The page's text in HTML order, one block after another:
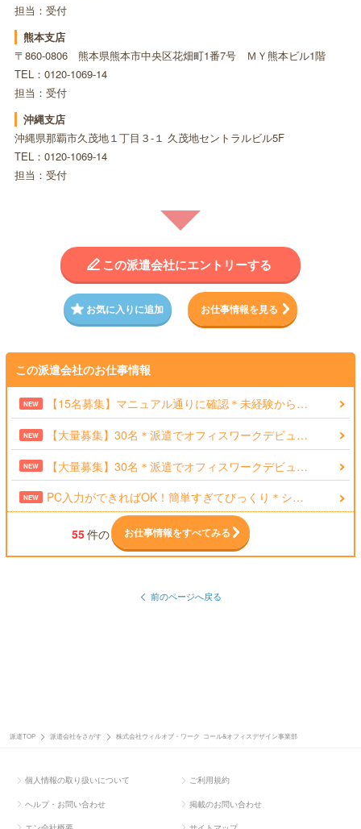
担当：受付
熊本支店
〒860-0806 熊本県熊本市中央区花畑町1番7号 ＭＹ熊本ビル1階
TEL：0120-1069-14
担当：受付
沖縄支店
沖縄県那覇市久茂地１丁目３-１ 久茂地セントラルビル5F
TEL：0120-1069-14
担当：受付
この派遣会社にエントリーする
お気に入りに追加 お仕事情報を見る
この派遣会社のお仕事情報
NEW 【15名募集】マニュアル通りに確認＊未経験から…
NEW 【大量募集】30名＊派遣でオフィスワークデビュ…
NEW 【大量募集】30名＊派遣でオフィスワークデビュ…
NEW PC入力ができればOK！簡単すぎてびっくり＊シ…
55件の お仕事情報をすべてみる
前のページへ戻る
派遣TOP 派遣会社をさがす 株式会社ウィルオブ・ワーク コール&オフィスデザイン事業部
個人情報の取り扱いについて ご利用規約
ヘルプ・お問い合わせ 掲載のお問い合わせ